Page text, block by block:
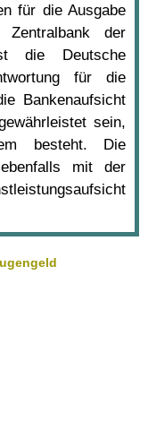
für die Ausgabe
der
die Deutsche
für die
Bankenaufsicht
sein,
besteht. Die
mit der